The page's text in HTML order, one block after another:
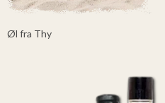
Øl fra Thy